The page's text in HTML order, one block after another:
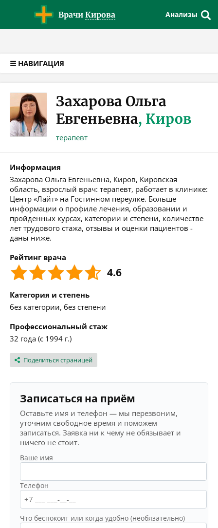
Врачи Кирова Анализы
☰ НАВИГАЦИЯ
Захарова Ольга
Евгеньевна, Киров
терапевт
Информация
Захарова Ольга Евгеньевна, Киров, Кировская
область, взрослый врач: терапевт, работает в клинике:
Центр «Лайт» на Гостинном переулке. Больше
информации о профиле лечения, образовании и
пройденных курсах, категории и степени, количестве
лет трудового стажа, отзывы и оценки пациентов -
даны ниже.
Рейтинг врача
4.6
Категория и степень
без категории, без степени
Профессиональный стаж
32 года (с 1994 г.)
Поделиться страницей
Записаться на приём
Оставьте имя и телефон — мы перезвоним,
уточним свободное время и поможем
записаться. Заявка ни к чему не обязывает и
ничего не стоит.
Ваше имя
Телефон
Что беспокоит или когда удобно (необязательно)